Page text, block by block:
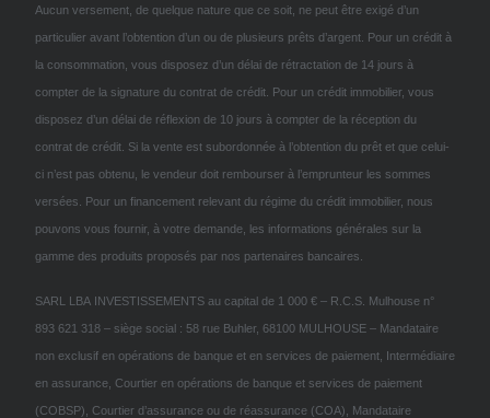
Aucun versement, de quelque nature que ce soit, ne peut être exigé d’un
particulier avant l’obtention d’un ou de plusieurs prêts d’argent. Pour un crédit à
la consommation, vous disposez d’un délai de rétractation de 14 jours à
compter de la signature du contrat de crédit. Pour un crédit immobilier, vous
disposez d’un délai de réflexion de 10 jours à compter de la réception du
contrat de crédit. Si la vente est subordonnée à l’obtention du prêt et que celui-
ci n’est pas obtenu, le vendeur doit rembourser à l’emprunteur les sommes
versées. Pour un financement relevant du régime du crédit immobilier, nous
pouvons vous fournir, à votre demande, les informations générales sur la
gamme des produits proposés par nos partenaires bancaires.
SARL LBA INVESTISSEMENTS au capital de 1 000 € – R.C.S. Mulhouse n°
893 621 318 – siège social : 58 rue Buhler, 68100 MULHOUSE – Mandataire
non exclusif en opérations de banque et en services de paiement, Intermédiaire
en assurance, Courtier en opérations de banque et services de paiement
(COBSP), Courtier d’assurance ou de réassurance (COA), Mandataire